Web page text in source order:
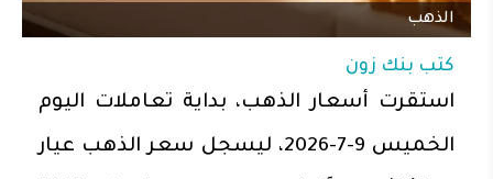
الذهب
كتب بنك زون
استقرت أسعار الذهب، بداية تعاملات اليوم
الخميس 9-7-2026، ليسجل سعر الذهب عيار